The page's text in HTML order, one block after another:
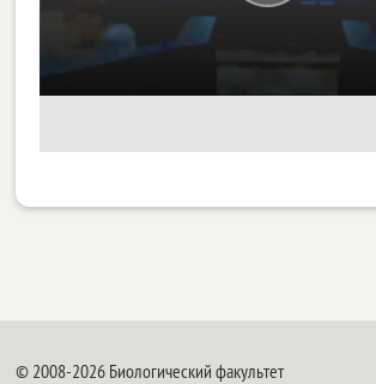
© 2008-2026 Биологический факультет